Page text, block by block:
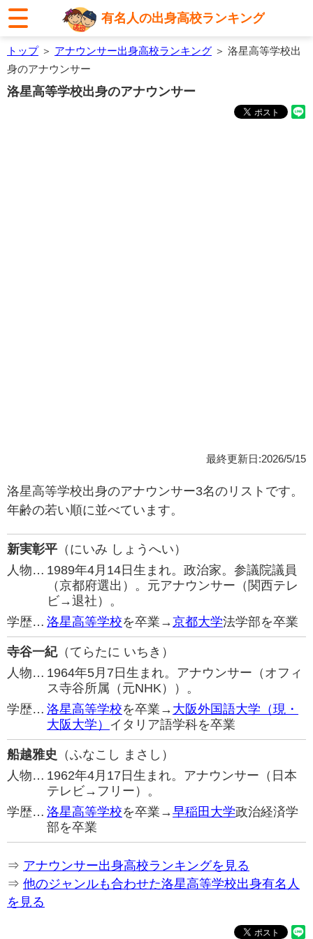
有名人の出身高校ランキング
トップ＞ アナウンサー出身高校ランキング ＞ 洛星高等学校出
身のアナウンサー
洛星高等学校出身のアナウンサー
最終更新日:2026/5/15
洛星高等学校出身のアナウンサー3名のリストです。
年齢の若い順に並べています。
新実彰平 （にいみ しょうへい）
人物… 1989年4月14日生まれ。政治家。参議院議員
（京都府選出）。元アナウンサー（関西テレ
ビ→退社）。
学歴… 洛星高等学校を卒業→京都大学法学部を卒業
寺谷一紀（てらたに いちき）
人物… 1964年5月7日生まれ。アナウンサー（オフィ
ス寺谷所属（元NHK））。
学歴… 洛星高等学校を卒業→ 大阪外国語大学（現・
大阪大学） イタリア語学科を卒業
船越雅史 （ふなこし まさし）
人物… 1962年4月17日生まれ。アナウンサー（日本
テレビ→フリー）。
学歴… 洛星高等学校を卒業→早稲田大学政治経済学
部を卒業
⇒ アナウンサー出身高校ランキングを見る
⇒ 他のジャンルも合わせた洛星高等学校出身有名人
を見る